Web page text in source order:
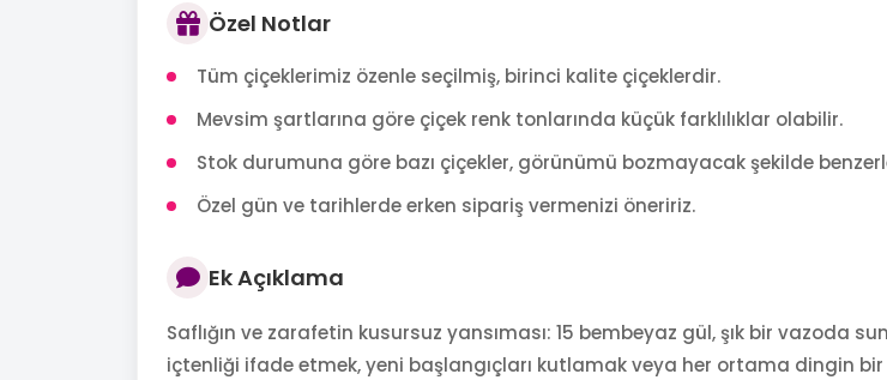
Özel Notlar
Tüm çiçeklerimiz özenle seçilmiş, birinci kalite çiçeklerdir.
Mevsim şartlarına göre çiçek renk tonlarında küçük farklılıklar olabilir.
Stok durumuna göre bazı çiçekler, görünümü bozmayacak şekilde
Özel gün ve tarihlerde erken sipariş vermenizi öneririz.
Ek Açıklama
Saflığın ve zarafetin kusursuz yansıması: 15 bembeyaz gül, şık bir vazoda
içtenliği ifade etmek, yeni başlangıçları kutlamak veya her ortama dingin bir